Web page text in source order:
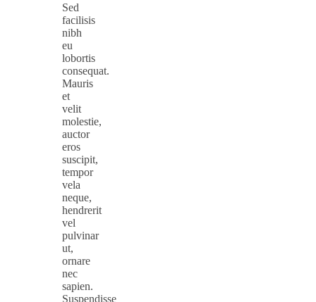
Sed
facilisis
nibh
eu
lobortis
consequat.
Mauris
et
velit
molestie,
auctor
eros
suscipit,
tempor
vela
neque,
hendrerit
vel
pulvinar
ut,
ornare
nec
sapien.
Suspendisse